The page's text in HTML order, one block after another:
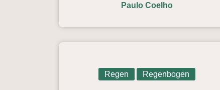
Paulo Coelho
Regen Regenbogen